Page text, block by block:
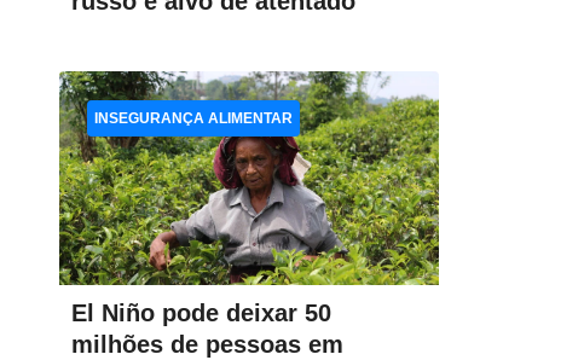
El Niño pode deixar 50
milhões de pessoas em
INSEGURANÇA ALIMENTAR